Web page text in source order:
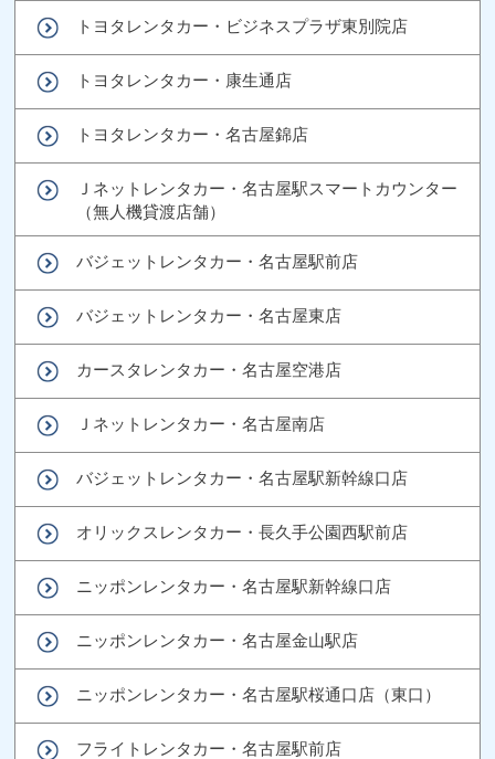
トヨタレンタカー・ビジネスプラザ東別院店
トヨタレンタカー・康生通店
トヨタレンタカー・名古屋錦店
Ｊネットレンタカー・名古屋駅スマートカウンター
（無人機貸渡店舗）
バジェットレンタカー・名古屋駅前店
バジェットレンタカー・名古屋東店
カースタレンタカー・名古屋空港店
Ｊネットレンタカー・名古屋南店
バジェットレンタカー・名古屋駅新幹線口店
オリックスレンタカー・長久手公園西駅前店
ニッポンレンタカー・名古屋駅新幹線口店
ニッポンレンタカー・名古屋金山駅店
ニッポンレンタカー・名古屋駅桜通口店（東口）
フライトレンタカー・名古屋駅前店